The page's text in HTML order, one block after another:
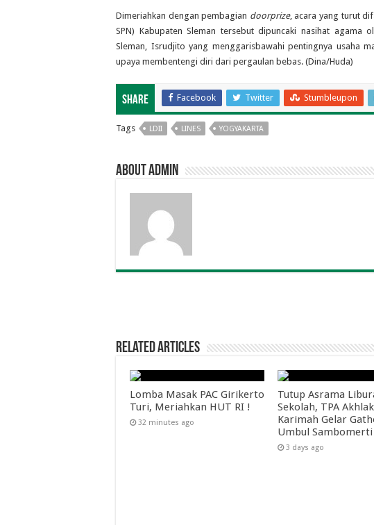
Dimeriahkan dengan pembagian doorprize, acara yang turut
SPN) Kabupaten Sleman tersebut dipuncaki nasihat agama
Sleman, Isrudjito yang menggarisbawahi pentingnya usaha
upaya membentengi diri dari pergaulan bebas. (Dina/Huda)
Share Facebook Twitter Stumbleupon
Tags LDII LINES YOGYAKARTA
About admin
Related Articles
Lomba Masak PAC Girikerto
Turi, Meriahkan HUT RI !
32 minutes ago
Tutup Asrama
Sekolah, TPA
Karimah Gelar
Umbul Sambomerti
3 days ago